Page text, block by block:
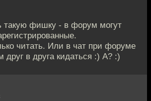
такую фишку - в форум могут
читать. Или в чат при форуме
друг в друга кидаться :) А? :)